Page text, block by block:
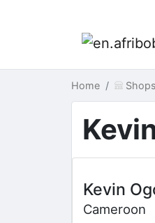
Home Shops
Kevin
Cameroon